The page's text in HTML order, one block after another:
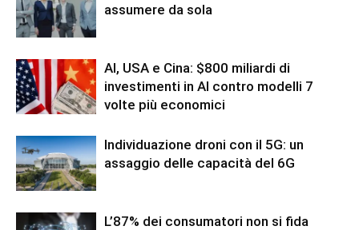
assumere da sola
AI, USA e Cina: $800 miliardi di
investimenti in AI contro modelli 7
volte più economici
Individuazione droni con il 5G: un
assaggio delle capacità del 6G
L’87% dei consumatori non si fida